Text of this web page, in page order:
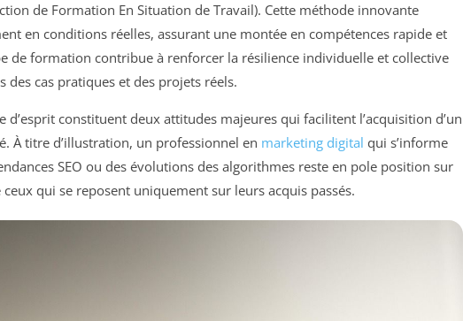
de Formation En Situation de Travail). Cette méthode innovante
en conditions réelles, assurant une montée en compétences rapide et
de formation contribue à renforcer la résilience individuelle et collective
cas pratiques et des projets réels.
d’esprit constituent deux attitudes majeures qui facilitent l’acquisition d’un
À titre d’illustration, un professionnel en marketing digital qui s’informe
SEO ou des évolutions des algorithmes reste en pole position sur
qui se reposent uniquement sur leurs acquis passés.